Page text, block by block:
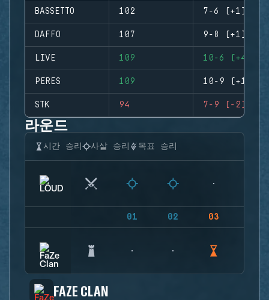
BASSETTO 102 7-6 (+1)
DAFFO 107 9-8 (+1)
LIVE 109 10-6 (+4)
PERES 109 10-9 (+1)
STK 94 7-9 (-2)
라운드
시간 승리 사살 승리 목표 승리
01 02 03
FAZE CLAN